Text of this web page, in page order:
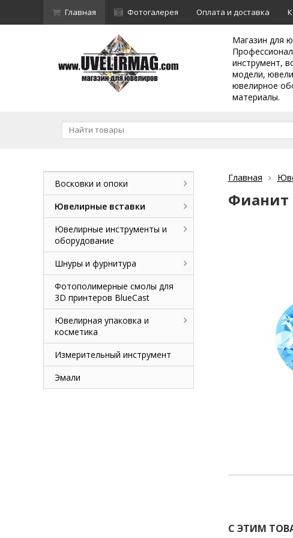
Главная Фотогалерея Оплата и доставка
Магазин для
инструмент,
модели,
ювелирное
материалы.
Главная
Фианит
С ЭТИМ
Восковки и опоки
Ювелирные вставки
Ювелирные инструменты и
оборудование
Шнуры и фурнитура
Фотополимерные смолы для
3D принтеров BlueCast
Ювелирная упаковка и
косметика
Измерительный инструмент
Эмали